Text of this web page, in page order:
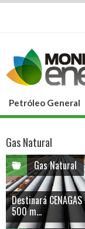
Petróleo General
Gas Natural
Gas Natural
Destinará
500 m...